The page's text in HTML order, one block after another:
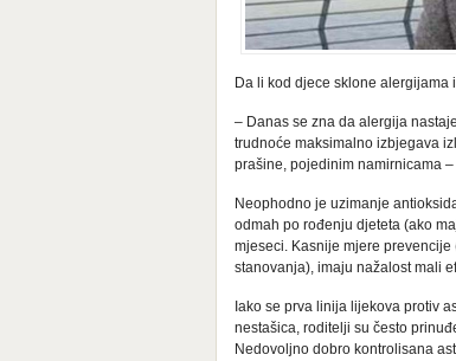
Da li kod djece sklone
– Danas se zna da alergija
trudnoće maksimalno izbjegava
prašine, pojedinim namirnicama
Neophodno je uzimanje
odmah po rođenju djeteta (ako
mjeseci. Kasnije mjere
stanovanja), imaju nažalost mali
Iako se prva linija lijekova protiv
nestašica, roditelji su često
Nedovoljno dobro kontrolisana